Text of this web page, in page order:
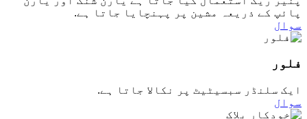
پائپ کے ذریعہ مشین پر پہنچایا جاتا ہے.
سوال
فلور
ایک سلنڈر سبسیٹیٹ پر نکالا جاتا ہے.
سوال